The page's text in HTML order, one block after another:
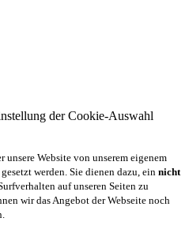
der Cookie-Auswahl
Website von unserem eigenem
werden. Sie dienen dazu, ein nicht
auf unseren Seiten zu
wir das Angebot der Webseite noch